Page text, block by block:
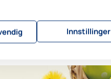
Innstillinger
ditt. Kombiner gjerne flere av